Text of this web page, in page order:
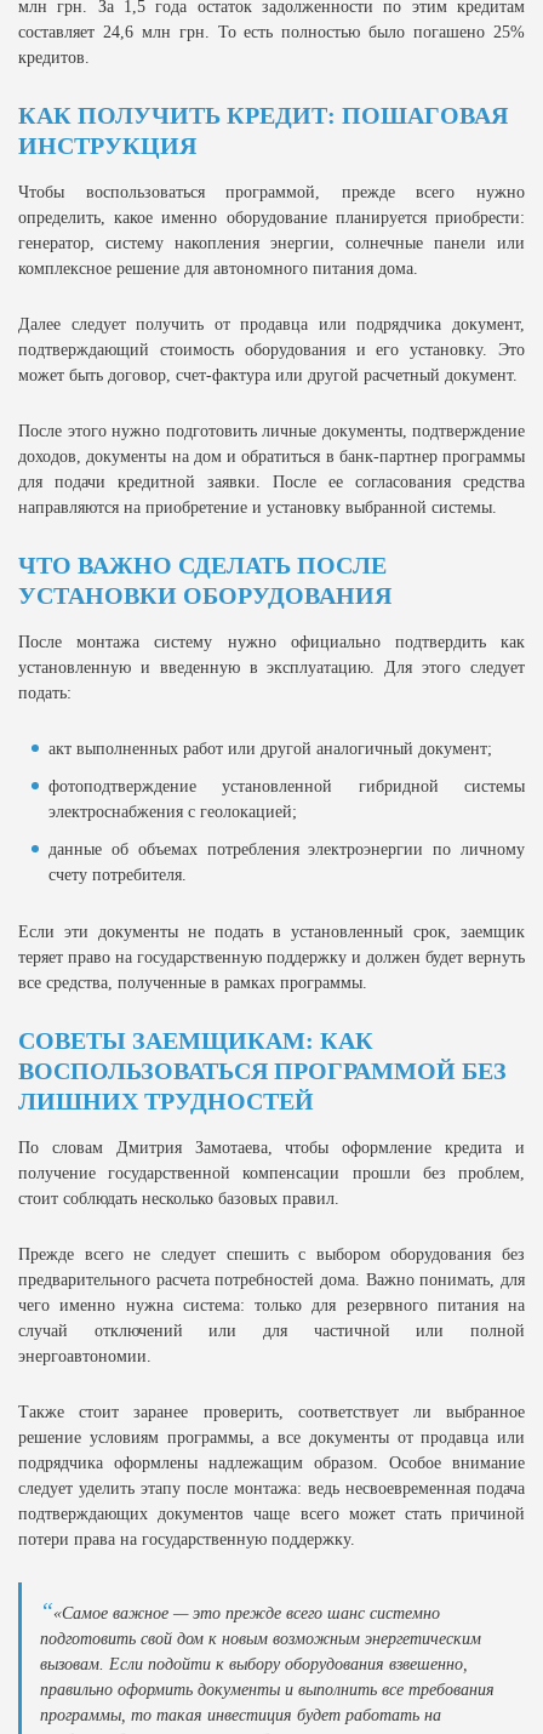
млн грн. За 1,5 года остаток задолженности по этим кредитам
составляет 24,6 млн грн. То есть полностью было погашено 25%
кредитов.
КАК ПОЛУЧИТЬ КРЕДИТ: ПОШАГОВАЯ
ИНСТРУКЦИЯ
Чтобы воспользоваться программой, прежде всего нужно
определить, какое именно оборудование планируется приобрести:
генератор, систему накопления энергии, солнечные панели или
комплексное решение для автономного питания дома.
Далее следует получить от продавца или подрядчика документ,
подтверждающий стоимость оборудования и его установку. Это
может быть договор, счет-фактура или другой расчетный документ.
После этого нужно подготовить личные документы, подтверждение
доходов, документы на дом и обратиться в банк-партнер программы
для подачи кредитной заявки. После ее согласования средства
направляются на приобретение и установку выбранной системы.
ЧТО ВАЖНО СДЕЛАТЬ ПОСЛЕ
УСТАНОВКИ ОБОРУДОВАНИЯ
После монтажа систему нужно официально подтвердить как
установленную и введенную в эксплуатацию. Для этого следует
подать:
акт выполненных работ или другой аналогичный документ;
фотоподтверждение установленной гибридной системы
электроснабжения с геолокацией;
данные об объемах потребления электроэнергии по личному
счету потребителя.
Если эти документы не подать в установленный срок, заемщик
теряет право на государственную поддержку и должен будет вернуть
все средства, полученные в рамках программы.
СОВЕТЫ ЗАЕМЩИКАМ: КАК
ВОСПОЛЬЗОВАТЬСЯ ПРОГРАММОЙ БЕЗ
ЛИШНИХ ТРУДНОСТЕЙ
По словам Дмитрия Замотаева, чтобы оформление кредита и
получение государственной компенсации прошли без проблем,
стоит соблюдать несколько базовых правил.
Прежде всего не следует спешить с выбором оборудования без
предварительного расчета потребностей дома. Важно понимать, для
чего именно нужна система: только для резервного питания на
случай отключений или для частичной или полной
энергоавтономии.
Также стоит заранее проверить, соответствует ли выбранное
решение условиям программы, а все документы от продавца или
подрядчика оформлены надлежащим образом. Особое внимание
следует уделить этапу после монтажа: ведь несвоевременная подача
подтверждающих документов чаще всего может стать причиной
потери права на государственную поддержку.
«Самое важное — это прежде всего шанс системно
подготовить свой дом к новым возможным энергетическим
вызовам. Если подойти к выбору оборудования взвешенно,
правильно оформить документы и выполнить все требования
программы, то такая инвестиция будет работать на